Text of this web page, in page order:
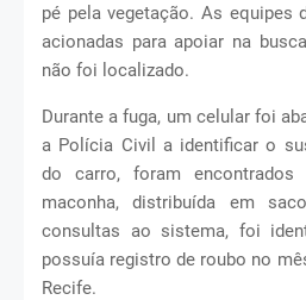
pé pela vegetação. As equipes
acionadas para apoiar na
não foi localizado.
Durante a fuga, um celular foi
a Polícia Civil a identificar o
do carro, foram
maconha, distribuída em
consultas ao sistema, foi
possuía registro de roubo no
Recife.